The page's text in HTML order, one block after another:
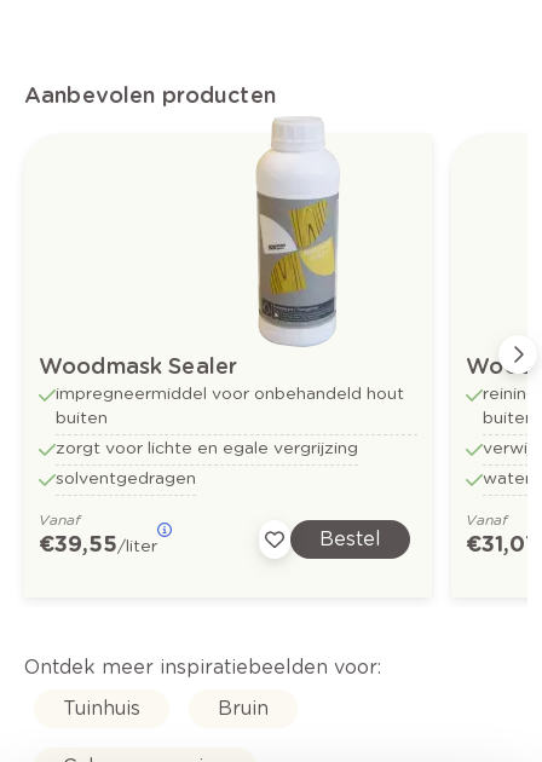
Aanbevolen producten
Woodmask Sealer
impregneermiddel voor onbehandeld hout
buiten
zorgt voor lichte en egale vergrijzing
solventgedragen
Vanaf
€ 39,55/liter Bestel
buiten
Vanaf
€ 31,07
Ontdek meer inspiratiebeelden voor:
Tuinhuis
Bruin